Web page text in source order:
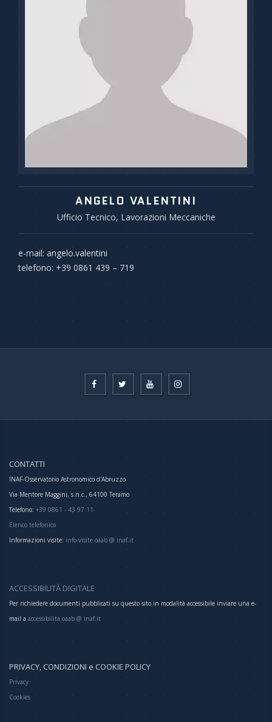
ANGELO VALENTINI
Ufficio Tecnico, Lavorazioni Meccaniche
e-mail: angelo.valentini
telefono: +39 0861 439 – 719
CONTATTI
INAF-Osservatorio Astronomico d'Abruzzo
Via Mentore Maggini, s.n.c., 64100 Teramo
Telefono: +39 0861 - 43 97 11
Elenco telefonico
Informazioni visite: info-visite.oaab @ inaf.it
ACCESSIBILITÀ DIGITALE
Per richiedere documenti pubblicati su questo sito in modalità accessibile inviare una e-
mail a accessibilita.oaab @ inaf.it
PRIVACY, CONDIZIONI e COOKIE POLICY
Privacy
Cookies